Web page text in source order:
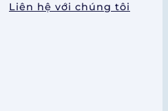
Liên hệ với chúng tôi